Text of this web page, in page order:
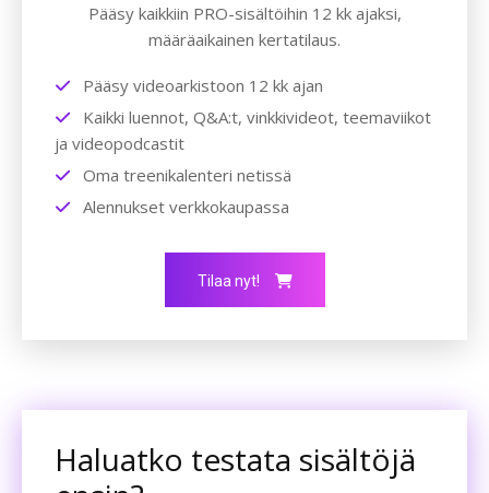
Pääsy kaikkiin PRO-sisältöihin 12 kk ajaksi,
määräaikainen kertatilaus.
Pääsy videoarkistoon 12 kk ajan
Kaikki luennot, Q&A:t, vinkkivideot, teemaviikot
ja videopodcastit
Oma treenikalenteri netissä
Alennukset verkkokaupassa
Tilaa nyt!
Haluatko testata sisältöjä